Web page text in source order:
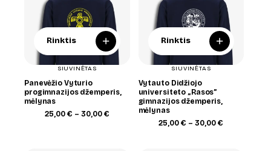
Rinktis +
SIUVINĖTAS
Panevėžio Vyturio
progimnazijos džemperis,
mėlynas
25,00 € – 30,00 €Price
Rinktis +
SIUVINĖTAS
Vytauto Didžiojo
universiteto „Rasos”
gimnazijos džemperis,
mėlynas
25,00€ – 30,00€